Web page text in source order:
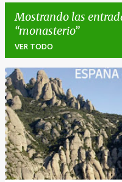
Mostrando las
monasterio
VER TODO
E
n
t
r
a
d